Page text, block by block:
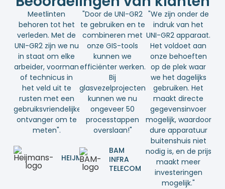
Meetlinten
behoren tot het
verleden. Met de
UNI-GR2 zijn we nu
in staat om elke
arbeider, voorman
of technicus in
het veld uit te
rusten met een
gebruiksvriendelijke
ontvanger om te
meten".
HEIJMANS
"Door de UNI-GR2
te gebruiken en te
combineren met
onze GIS-tools
kunnen we
efficiënter werken.
Bij
glasvezelprojecten
kunnen we nu
ongeveer 50
processtappen
overslaan!"
BAM
INFRA
TELECOM
"We zijn onder de
indruk van het
UNI-GR2 apparaat.
Het voldoet aan
onze behoeften
op de plek waar
we het dagelijks
gebruiken. Het
maakt directe
gegevensinvoer
mogelijk, waardoor
dure apparatuur
buitenshuis niet
nodig is, en de prijs
maakt meer
investeringen
mogelijk."